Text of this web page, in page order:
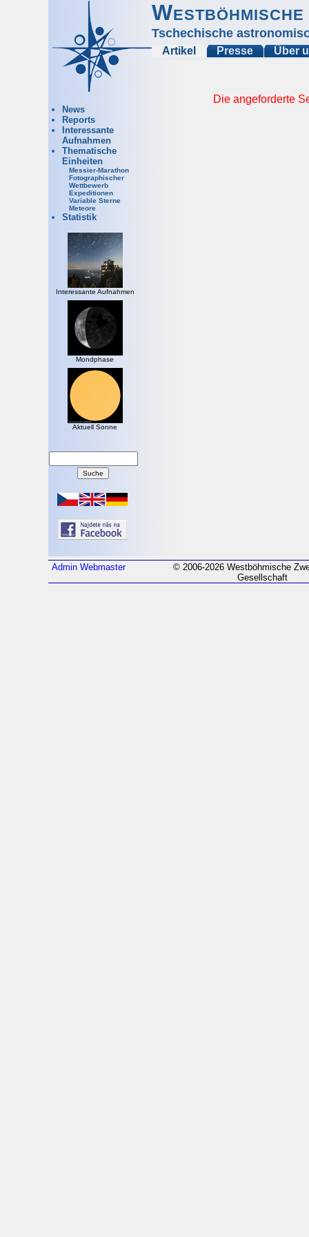
Tschechische
Artikel Presse Über
News
Reports
Interessante
Aufnahmen
Thematische
Einheiten
Messier-Marathon
Fotographischer
Wettbewerb
Expeditionen
Variable Sterne
Meteore
Statistik
Interessante Aufnahmen
Mondphase
Aktuell Sonne
Die angeforderte
Admin Webmaster
© 2006-2026 Westböhmische
Gesellschaft